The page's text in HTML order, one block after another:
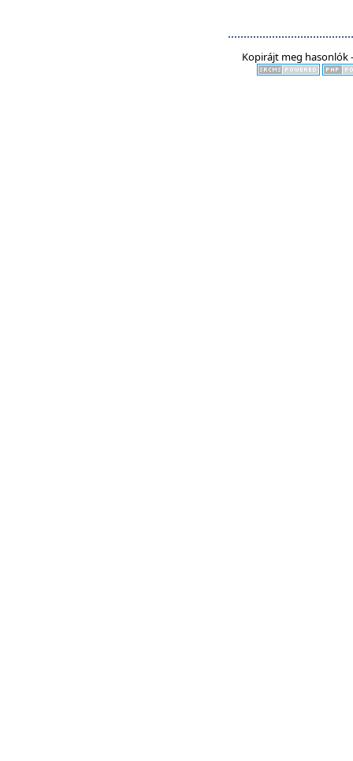
Kopirájt meg hasonlók